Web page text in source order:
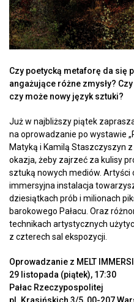
Czy poetycką metaforę da się
angażujące różne zmysły?
czy może nowy język sztuki?
Już w najbliższy piątek
na oprowadzanie po wystawie
Matyką i Kamilą Staszczyszyn z
okazja, żeby zajrzeć za kulisy
sztuką nowych mediów. Artyści
immersyjna instalacja
dziesiątkach prób i milionach
barokowego Pałacu. Oraz
technikach artystycznych
z czterech sal ekspozycji.
Oprowadzanie z MELT
29 listopada (piątek), 17:30
Pałac Rzeczypospolitej
pl. Krasińskich 3/5, 00-207